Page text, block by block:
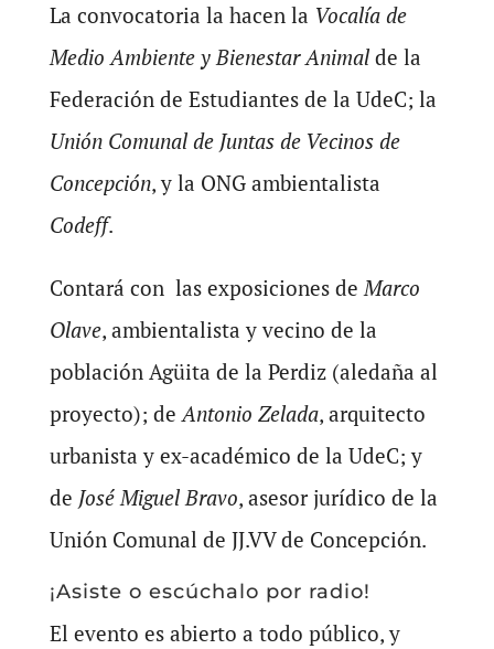
La convocatoria la hacen la Vocalía de
Medio Ambiente y Bienestar Animal de la
Federación de Estudiantes de la UdeC; la
Unión Comunal de Juntas de Vecinos de
Concepción, y la ONG ambientalista
Codeff.
Contará con las exposiciones deMarco
Olave, ambientalista y vecino de la
población Agüita de la Perdiz (aledaña al
proyecto); de Antonio Zelada, arquitecto
urbanista y ex-académico de la UdeC; y
de José Miguel Bravo, asesor jurídico de la
Unión Comunal de JJ.VV de Concepción.
¡Asiste o escúchalo por radio!
El evento es abierto a todo público, y